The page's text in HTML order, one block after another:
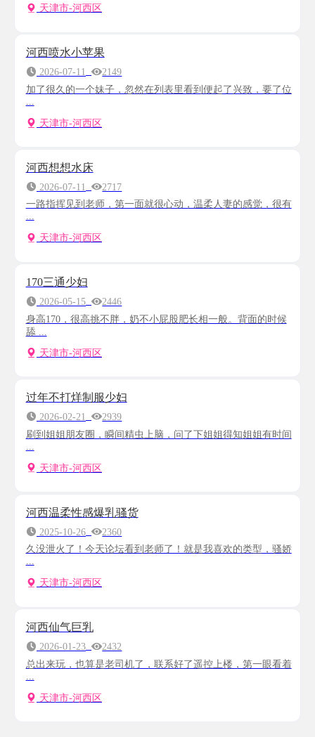
天津市-河西区
河西喷水小苹果
2026-07-11
2149
加了很久的一个妹子，忽然在列表里看到便起了兴致，要了位
天津市-河西区
河西想想水床
2026-07-11
2717
一路指挥见到老师，第一面就很心动，温柔人妻的感觉，很有
...
天津市-河西区
170三通少妇
2026-05-15
2446
身高170，很高挑不胖，奶不小屁股肥长相一般。背面的时候
舔 ...
天津市-河西区
过年不打烊制服少妇
2026-02-21
2939
刷到姐姐朋友圈，瞬间精虫上脑，问了下姐姐得知姐姐有时间
天津市-河西区
河西温柔性感爆乳骚货
2025-10-26
2360
久没泄火了！今天论坛看到老师了！就是我喜欢的类型，骚娇
...
天津市-河西区
河西仙气巨乳
2026-01-23
2432
总出来玩，也算是老司机了，联系好了遥控上楼，第一眼看着
天津市-河西区